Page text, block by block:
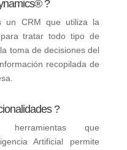
?
un CRM que utiliza la
tratar todo tipo de
toma de decisiones del
recopilada de
?
herramientas que
Artificial permite